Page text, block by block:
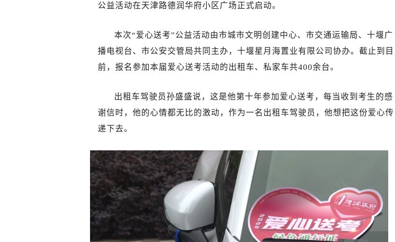
公益活动在天津路德润华府小区广场正式启动。
本次“爱心送考”公益活动由市城市文明创建中心、市交通运输局、十堰广
播电视台、市公安交管局共同主办，十堰星月海置业有限公司协办。截止到目
前，报名参加本届爱心送考活动的出租车、私家车共400余台。
出租车驾驶员孙盛盛说，这是他第十年参加爱心送考，每当收到考生的感
谢信时，他的心情都无比的激动，作为一名出租车驾驶员，他想把这份爱心传
递下去。